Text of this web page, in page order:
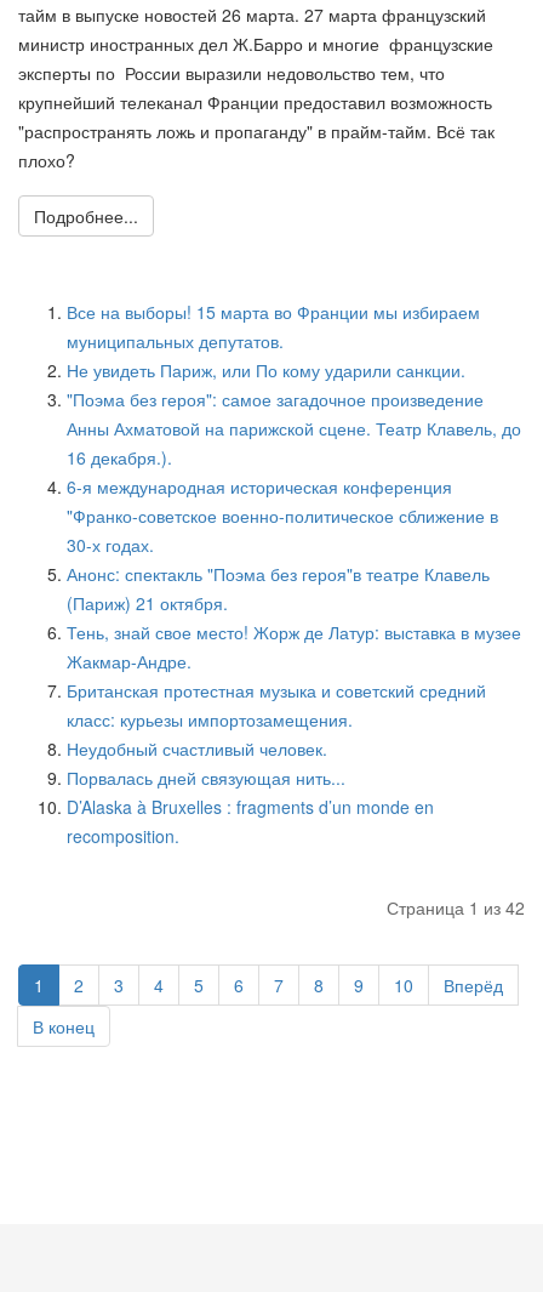
тайм в выпуске новостей 26 марта. 27 марта французский
министр иностранных дел Ж.Барро и многие французские
эксперты по России выразили недовольство тем, что
крупнейший телеканал Франции предоставил возможность
"распространять ложь и пропаганду" в прайм-тайм. Всё так
плохо?
Подробнее...
Все на выборы! 15 марта во Франции мы избираем
муниципальных депутатов.
Не увидеть Париж, или По кому ударили санкции.
"Поэма без героя": самое загадочное произведение
Анны Ахматовой на парижской сцене. Театр Клавель, до
16 декабря.).
6-я международная историческая конференция
"Франко-советское военно-политическое сближение в
30-х годах.
Анонс: спектакль "Поэма без героя"в театре Клавель
(Париж) 21 октября.
Тень, знай свое место! Жорж де Латур: выставка в музее
Жакмар-Андре.
Британская протестная музыка и советский средний
класс: курьезы импортозамещения.
Неудобный счастливый человек.
Порвалась дней связующая нить...
D’Alaska à Bruxelles : fragments d’un monde en
recomposition.
Страница 1 из 42
1 2 3 4 5 6 7 8 9 10
Вперёд
В конец